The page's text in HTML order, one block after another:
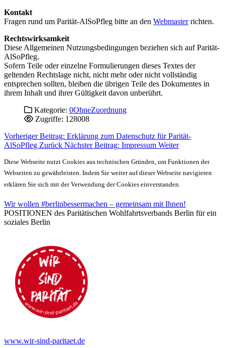
Kontakt
Fragen rund um Parität-AlSoPfleg bitte an den Webmasterrichten.
Rechtswirksamkeit
Diese Allgemeinen Nutzungsbedingungen beziehen sich auf Parität-
AlSoPfleg.
Sofern Teile oder einzelne Formulierungen dieses Textes der
geltenden Rechtslage nicht, nicht mehr oder nicht vollständig
entsprechen sollten, bleiben die übrigen Teile des Dokumentes in
ihrem Inhalt und ihrer Gültigkeit davon unberührt.
Kategorie: 0OhneZuordnung
Zugriffe: 128008
Vorheriger Beitrag: Erklärung zum Datenschutz für Parität-
AlSoPfleg Zurück Nächster Beitrag: Impressum Weiter
Diese Webseite nutzt Cookies aus technischen Gründen, um Funktionen der
Webseiten zu gewährleisten. Indem Sie weiter auf dieser Webseite navigieren
erklären Sie sich mit der Verwendung der Cookies einverstanden.
Wir wollen #berlinbessermachen – gemeinsam mit Ihnen!
POSITIONEN des Paritätischen Wohlfahrtsverbands Berlin für ein
soziales Berlin
www.wir-sind-paritaet.de